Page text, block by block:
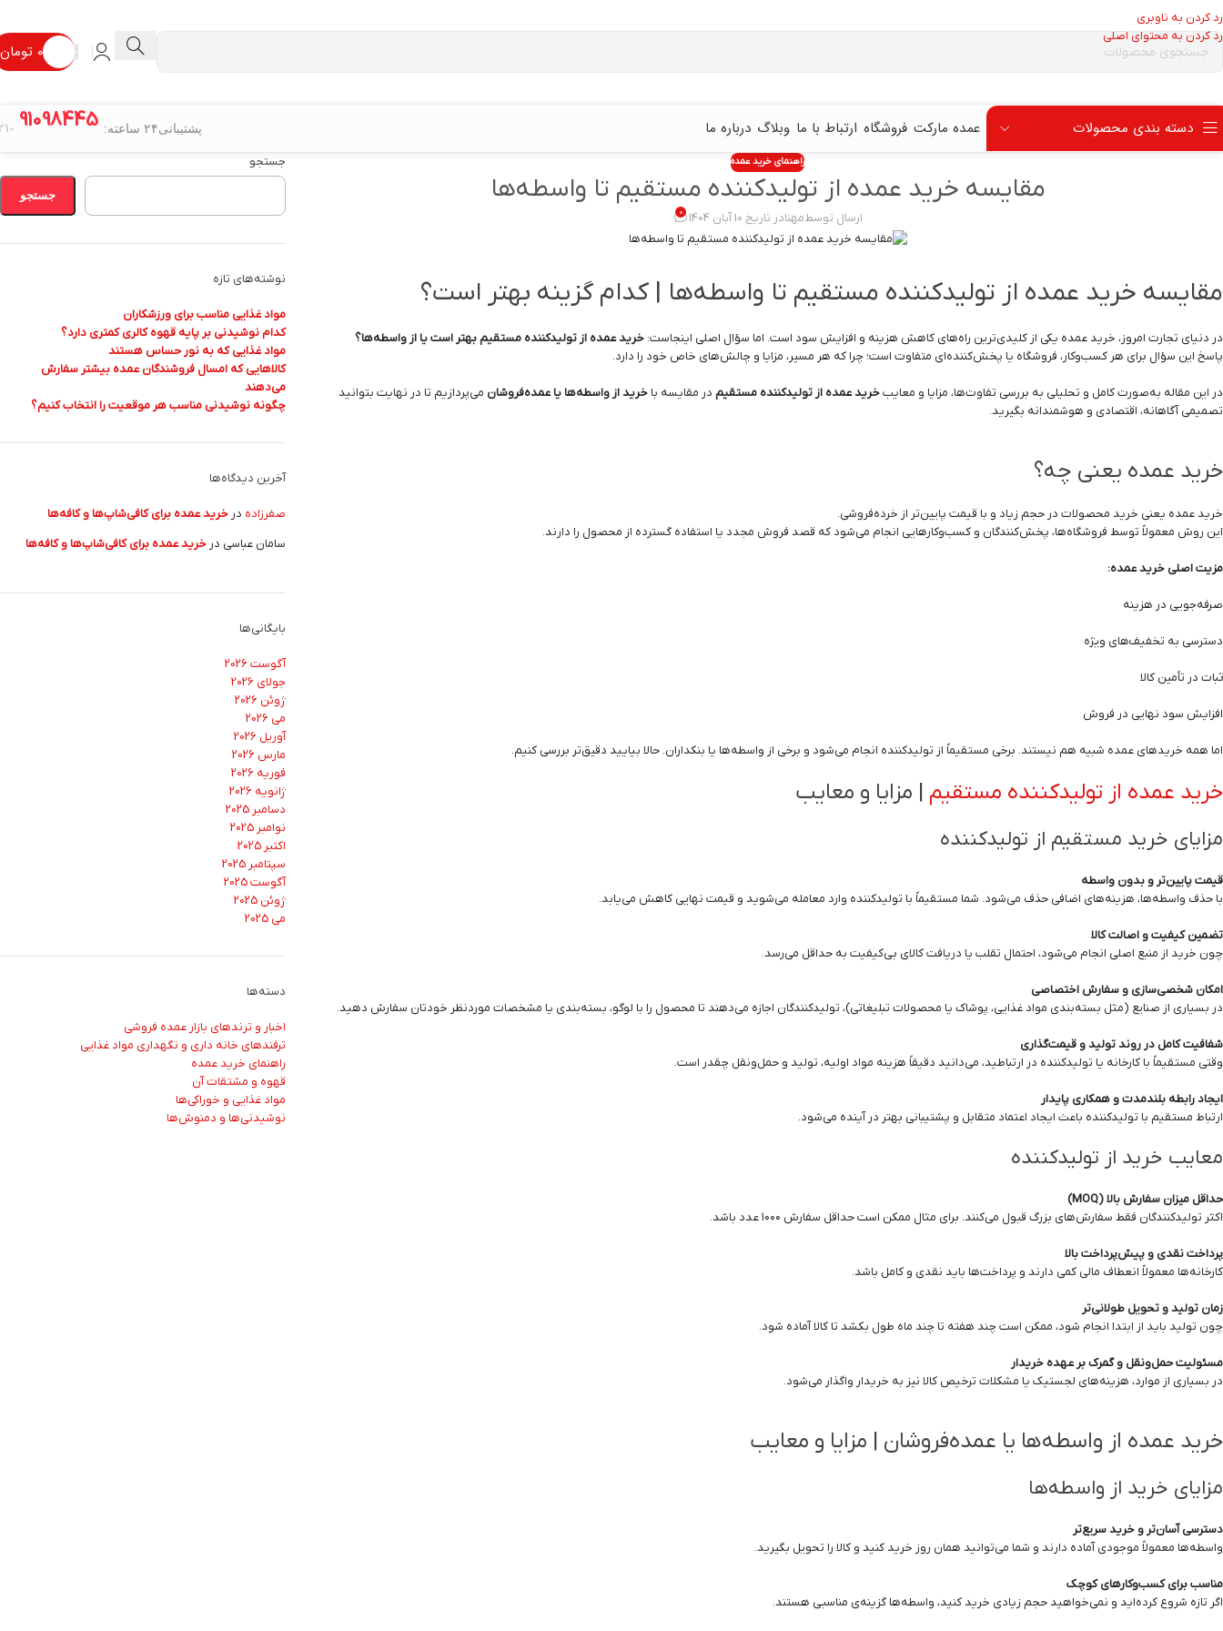
رد کردن به ناوبری
رد کردن به محتوای اصلی
۰ تومان
دسته بندی محصولات عمده مارکت فروشگاه ارتباط با ما وبلاگ درباره ما پشتیبانی۲۴ ساعته: 91098445 -۰۲۱
راهنمای خرید عمده
مقایسه خرید عمده از تولیدکننده مستقیم تا واسطه‌ها
ارسال توسطمهنادر تاریخ 10 آبان 1404 0
مقایسه خرید عمده از تولیدکننده مستقیم تا واسطه‌ها | کدام گزینه بهتر است؟
در دنیای تجارت امروز، خرید عمده یکی از کلیدی‌ترین راه‌های کاهش هزینه و افزایش سود است. اما سؤال اصلی اینجاست: خرید عمده از تولیدکننده مستقیم بهتر است یا از واسطه‌ها؟
پاسخ این سؤال برای هر کسب‌وکار، فروشگاه یا پخش‌کننده‌ای متفاوت است؛ چرا که هر مسیر، مزایا و چالش‌های خاص خود را دارد.
در این مقاله به‌صورت کامل و تحلیلی به بررسی تفاوت‌ها، مزایا و معایبخرید عمده از تولیدکننده مستقیم در مقایسه با خرید از واسطه‌ها یا عمده‌فروشان می‌پردازیم تا در نهایت بتوانید
تصمیمی آگاهانه، اقتصادی و هوشمندانه بگیرید.
خرید عمده یعنی چه؟
خرید عمده یعنی خرید محصولات در حجم زیاد و با قیمت پایین‌تر از خرده‌فروشی.
این روش معمولاً توسط فروشگاه‌ها، پخش‌کنندگان و کسب‌وکارهایی انجام می‌شود که قصد فروش مجدد یا استفاده گسترده از محصول را دارند.
مزیت اصلی خرید عمده:
صرفه‌جویی در هزینه
دسترسی به تخفیف‌های ویژه
ثبات در تأمین کالا
افزایش سود نهایی در فروش
اما همه خریدهای عمده شبیه هم نیستند. برخی مستقیماً از تولیدکننده انجام می‌شود و برخی از واسطه‌ها یا بنکداران. حالا بیایید دقیق‌تر بررسی کنیم.
خرید عمده از تولیدکننده مستقیم | مزایا و معایب
مزایای خرید مستقیم از تولیدکننده
قیمت پایین‌تر و بدون واسطه
با حذف واسطه‌ها، هزینه‌های اضافی حذف می‌شود. شما مستقیماً با تولیدکننده وارد معامله می‌شوید و قیمت نهایی کاهش می‌یابد.
تضمین کیفیت و اصالت کالا
چون خرید از منبع اصلی انجام می‌شود، احتمال تقلب یا دریافت کالای بی‌کیفیت به حداقل می‌رسد.
امکان شخصی‌سازی و سفارش اختصاصی
در بسیاری از صنایع (مثل بسته‌بندی مواد غذایی، پوشاک یا محصولات تبلیغاتی)، تولیدکنندگان اجازه می‌دهند تا محصول را با لوگو، بسته‌بندی یا مشخصات موردنظر خودتان سفارش دهید.
شفافیت کامل در روند تولید و قیمت‌گذاری
وقتی مستقیماً با کارخانه یا تولیدکننده در ارتباطید، می‌دانید دقیقاً هزینه مواد اولیه، تولید و حمل‌ونقل چقدر است.
ایجاد رابطه بلندمدت و همکاری پایدار
ارتباط مستقیم با تولیدکننده باعث ایجاد اعتماد متقابل و پشتیبانی بهتر در آینده می‌شود.
معایب خرید از تولیدکننده
حداقل میزان سفارش بالا (MOQ)
اکثر تولیدکنندگان فقط سفارش‌های بزرگ قبول می‌کنند. برای مثال ممکن است حداقل سفارش ۱۰۰۰ عدد باشد.
پرداخت نقدی و پیش‌پرداخت بالا
کارخانه‌ها معمولاً انعطاف مالی کمی دارند و پرداخت‌ها باید نقدی و کامل باشد.
زمان تولید و تحویل طولانی‌تر
چون تولید باید از ابتدا انجام شود، ممکن است چند هفته تا چند ماه طول بکشد تا کالا آماده شود.
مسئولیت حمل‌ونقل و گمرک بر عهده خریدار
در بسیاری از موارد، هزینه‌های لجستیک یا مشکلات ترخیص کالا نیز به خریدار واگذار می‌شود.
خرید عمده از واسطه‌ها یا عمده‌فروشان | مزایا و معایب
مزایای خرید از واسطه‌ها
دسترسی آسان‌تر و خرید سریع‌تر
واسطه‌ها معمولاً موجودی آماده دارند و شما می‌توانید همان روز خرید کنید و کالا را تحویل بگیرید.
مناسب برای کسب‌وکارهای کوچک
اگر تازه شروع کرده‌اید و نمی‌خواهید حجم زیادی خرید کنید، واسطه‌ها گزینه‌ی مناسبی هستند.
جستجو
جستجو
نوشته‌های تازه
مواد غذایی مناسب برای ورزشکاران
کدام نوشیدنی بر پایه قهوه کالری کمتری دارد؟
مواد غذایی که به نور حساس هستند
کالاهایی که امسال فروشندگان عمده بیشتر سفارش
می‌دهند
چگونه نوشیدنی مناسب هر موقعیت را انتخاب کنیم؟
آخرین دیدگاه‌ها
صفرزاده درخرید عمده برای کافی‌شاپ‌ها و کافه‌ها
سامان عباسی درخرید عمده برای کافی‌شاپ‌ها و کافه‌ها
بایگانی‌ها
آگوست 2026
جولای 2026
ژوئن 2026
می 2026
آوریل 2026
مارس 2026
فوریه 2026
ژانویه 2026
دسامبر 2025
نوامبر 2025
اکتبر 2025
سپتامبر 2025
آگوست 2025
ژوئن 2025
می 2025
دسته‌ها
اخبار و ترندهای بازار عمده‌ فروشی
ترفندهای خانه‌ داری و نگهداری مواد غذایی
راهنمای خرید عمده
قهوه و مشتقات آن
مواد غذایی و خوراکی‌ها
نوشیدنی‌ها و دمنوش‌ها